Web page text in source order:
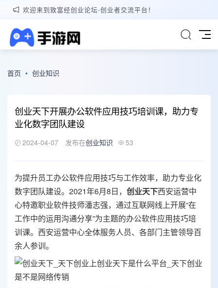
欢迎来到致富经创业论坛-创业者交流平台！
首页 • 创业知识
创业天下开展办公软件应用技巧培训课，助力专
业化数字团队建设
2024-04-07 发布在创业知识 53
为提升员工办公软件应用技巧与工作效率，助力专业化
数字团队建设。2021年6月8日， 创业天下西安运营中
心特邀职业软件技师潘志强，通过互联网线上开展“在
工作中的运用沟通分享”为主题的办公软件应用技巧培
训课。西安运营中心全体服务人员、各部门主管领导百
余人参训。